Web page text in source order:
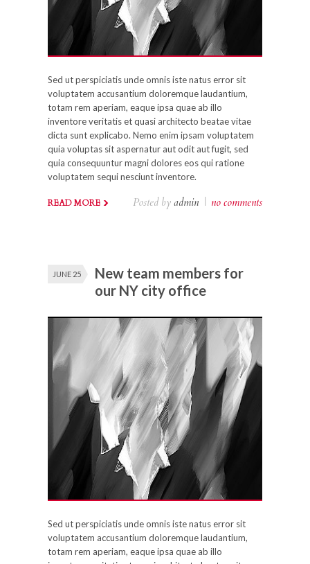
Sed ut perspiciatis unde omnis iste natus error sit
voluptatem accusantium doloremque laudantium,
totam rem aperiam, eaque ipsa quae ab illo
inventore veritatis et quasi architecto beatae vitae
dicta sunt explicabo. Nemo enim ipsam voluptatem
quia voluptas sit aspernatur aut odit aut fugit, sed
quia consequuntur magni dolores eos qui ratione
voluptatem sequi nesciunt inventore.
READ MORE Posted by admin | no comments
JUNE 25
New team members for
our NY city office
Sed ut perspiciatis unde omnis iste natus error sit
voluptatem accusantium doloremque laudantium,
totam rem aperiam, eaque ipsa quae ab illo